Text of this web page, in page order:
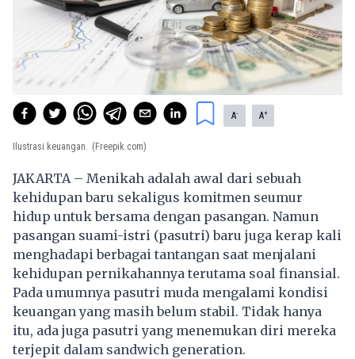
A- A+
Ilustrasi keuangan. (Freepik.com)
JAKARTA – Menikah adalah awal dari sebuah
kehidupan baru sekaligus komitmen seumur
hidup untuk bersama dengan pasangan. Namun
pasangan suami-istri (pasutri) baru juga kerap kali
menghadapi berbagai tantangan saat menjalani
kehidupan pernikahannya terutama soal finansial.
Pada umumnya pasutri muda mengalami kondisi
keuangan yang masih belum stabil. Tidak hanya
itu, ada juga pasutri yang menemukan diri mereka
terjepit dalam sandwich generation.